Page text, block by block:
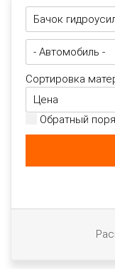
Сортировка
Обратный